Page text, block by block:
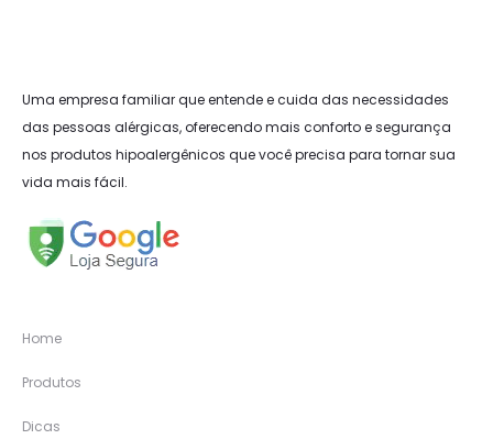
Uma empresa familiar que entende e cuida das necessidades
das pessoas alérgicas, oferecendo mais conforto e segurança
nos produtos hipoalergênicos que você precisa para tornar sua
vida mais fácil.
Home
Produtos
Dicas